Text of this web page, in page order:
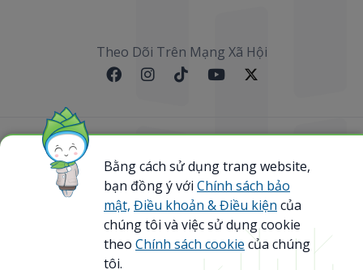
Theo Dõi Trên Mạng Xã Hội
Sơ đồ website
@ 2023 Bamboo Airways Copyright. All Rights
Reserved.
Business Registration Code: 0107867370
Bằng cách sử dụng trang website,
bạn đồng ý với Chính sách bảo
mật, Điều khoản & Điều kiện của
chúng tôi và việc sử dụng cookie
theo Chính sách cookie của chúng
tôi.